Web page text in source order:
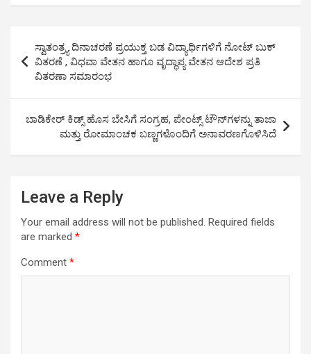
at
s
A
p
p
ce
b
o
o
k
tt
er
ail py
Li
n
ar
e
navigation
ಸ್ವಾತಂತ್ರ್ಯ ದಿನಾಚರಣೆ ಪ್ರಯುಕ್ತ ಬಡ ವಿದ್ಯಾರ್ಥಿಗಳಿಗೆ ನೋಟ್ ಬುಕ್
ವಿತರಣೆ , ವಿಧವಾ ವೇತನ ಹಾಗೂ ವೃದ್ಧಾಪ್ಯ ವೇತನ ಆದೇಶ ಪ್ರತಿ
ವಿತರಣಾ ಸಮಾರಂಭ
ಬಾಡಿಕೇರ್ ಕಿಡ್ಸ್ ಹೊಸ ಬೇಸಿಗೆ ಸಂಗ್ರಹ, ಪೇಂಟ್ಸ್ ಟೌನ್‍ಗಳನ್ನು ತಾಜಾ
ಮತ್ತು ರೋಮಾಂಚಕ ಬಣ್ಣಗಳೊಂದಿಗೆ ಅನಾವರಣಗೊಳಿಸಿದೆ
Leave a Reply
Your email address will not be published. Required fields
are marked *
Comment *